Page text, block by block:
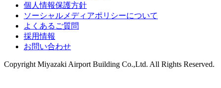
個人情報保護方針
ソーシャルメディアポリシーについて
よくあるご質問
採用情報
お問い合わせ
Copyright Miyazaki Airport Building Co.,Ltd. All Rights Reserved.